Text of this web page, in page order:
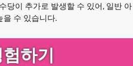
당이 추가로 발생할 수 있어, 일반 아
을 수 있습니다.
하기